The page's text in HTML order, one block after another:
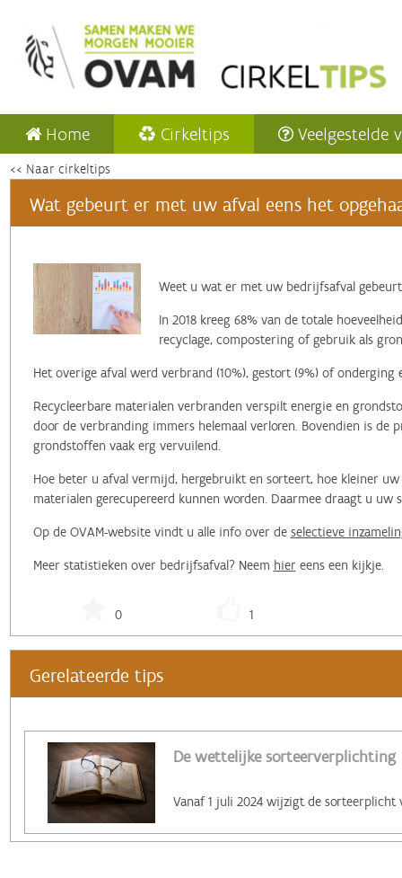
Home Cirkeltips Veelgestelde
<< Naar cirkeltips
Wat gebeurt er met uw afval eens het
‌Weet u wat er met uw bedrijfsafval
In 2018 kreeg 68% van de totale
recyclage, compostering of gebruik als
Het overige afval werd verbrand (10%), gestort (9%) of onderging
Recycleerbare materialen verbranden verspilt energie en
door de verbranding immers helemaal verloren. Bovendien is de
grondstoffen vaak erg vervuilend.
Hoe beter u afval vermijd, hergebruikt en sorteert, hoe kleiner
materialen gerecupereerd kunnen worden. Daarmee draagt u uw
Op de OVAM-website vindt u alle info over de selectieve
Meer statistieken over bedrijfsafval? Neem hiereens een kijkje.
0 1
Gerelateerde tips
De wettelijke sorteerverplichting